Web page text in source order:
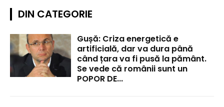
DIN CATEGORIE
Gușă: Criza energetică e
artificială, dar va dura până
când țara va fi pusă la pământ.
Se vede că românii sunt un
POPOR DE...